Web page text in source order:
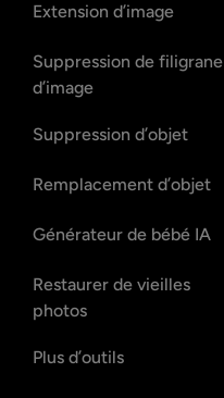
Extension d’image
Suppression de filigrane
d’image
Suppression d’objet
Remplacement d’objet
Générateur de bébé IA
Restaurer de vieilles
photos
Plus d’outils